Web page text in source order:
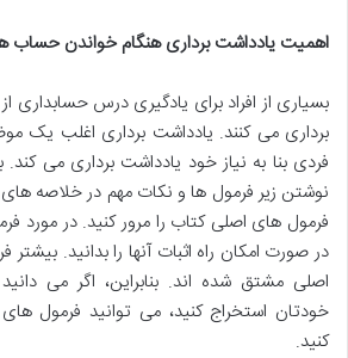
اهمیت یادداشت برداری هنگام خواندن حساب
بسیاری از افراد برای یادگیری درس حسابداری
برداری می کنند. یادداشت برداری اغلب
فردی بنا به نیاز خود یادداشت برداری می
نوشتن زیر فرمول ها و نکات مهم در خلاصه
فرمول های اصلی کتاب را مرور کنید. در مورد
در صورت امکان راه اثبات آنها را بدانید.
اصلی مشتق شده اند. بنابراین، اگر می
خودتان استخراج کنید، می توانید فرمول
کنید.